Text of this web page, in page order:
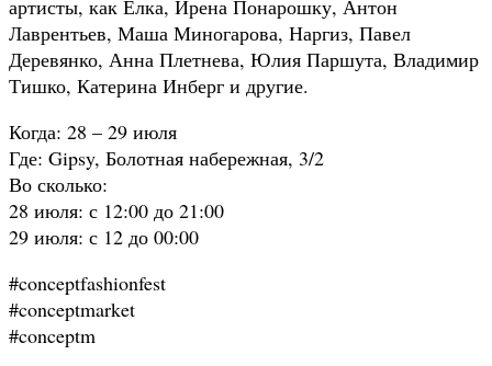
артисты, как Ёлка, Ирена Понарошку, Антон
Лаврентьев, Маша Миногарова, Наргиз, Павел
Деревянко, Анна Плетнева, Юлия Паршута, Владимир
Тишко, Катерина Инберг и другие.
Когда: 28 – 29 июля
Где: Gipsy, Болотная набережная, 3/2
Во сколько:
28 июля: с 12:00 до 21:00
29 июля: с 12 до 00:00
#conceptfashionfest
#conceptmarket
#conceptm